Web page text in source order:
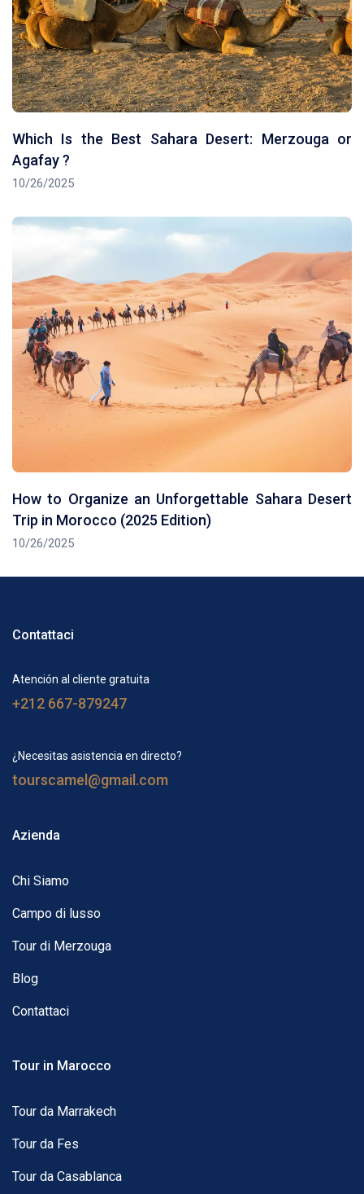
Which Is the Best Sahara Desert: Merzouga or
Agafay ?
10/26/2025
How to Organize an Unforgettable Sahara Desert
Trip in Morocco (2025 Edition)
10/26/2025
Contattaci
Atención al cliente gratuita
+212 667-879247
¿Necesitas asistencia en directo?
tourscamel@gmail.com
Azienda
Chi Siamo
Campo di lusso
Tour di Merzouga
Blog
Contattaci
Tour in Marocco
Tour da Marrakech
Tour da Fes
Tour da Casablanca